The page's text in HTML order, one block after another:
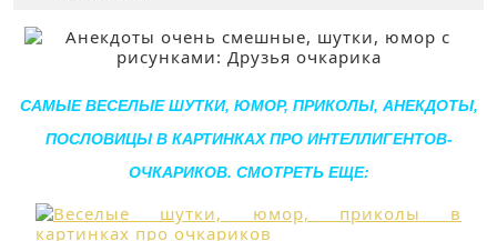
САМЫЕ ВЕСЕЛЫЕ ШУТКИ, ЮМОР, ПРИКОЛЫ, АНЕКДОТЫ,
ПОСЛОВИЦЫ В КАРТИНКАХ ПРО ИНТЕЛЛИГЕНТОВ-
ОЧКАРИКОВ. СМОТРЕТЬ ЕЩЕ: